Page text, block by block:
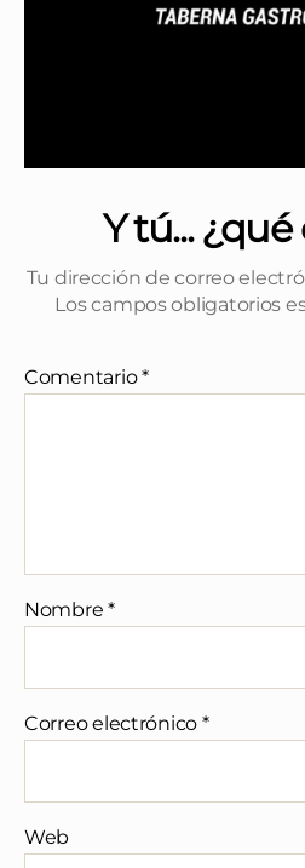
Y tú...
Tu dirección de correo
Los campos obligatorios
Comentario*
Nombre*
Correo electrónico *
Web